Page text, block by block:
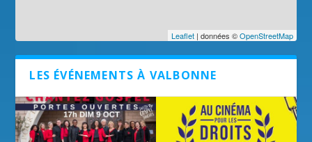
Leaflet| données ©OpenStreetMap
LES ÉVÉNEMENTS À VALBONNE